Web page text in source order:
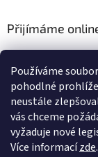
Používáme
pohodlné
neustále
vás chceme
vyžaduje nové
Více informacízde.
Přijímáme